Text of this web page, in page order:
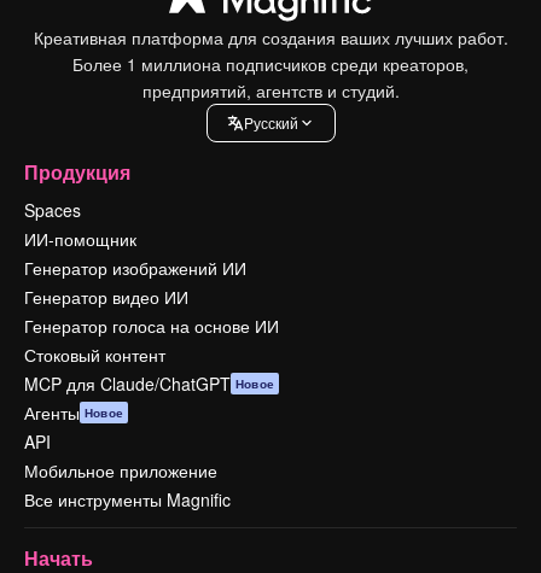
Креативная платформа для создания ваших лучших работ.
Более 1 миллиона подписчиков среди креаторов,
предприятий, агентств и студий.
Pусский
Продукция
Spaces
ИИ-помощник
Генератор изображений ИИ
Генератор видео ИИ
Генератор голоса на основе ИИ
Стоковый контент
MCP для Claude/ChatGPT Новое
Агенты Новое
API
Мобильное приложение
Все инструменты Magnific
Начать